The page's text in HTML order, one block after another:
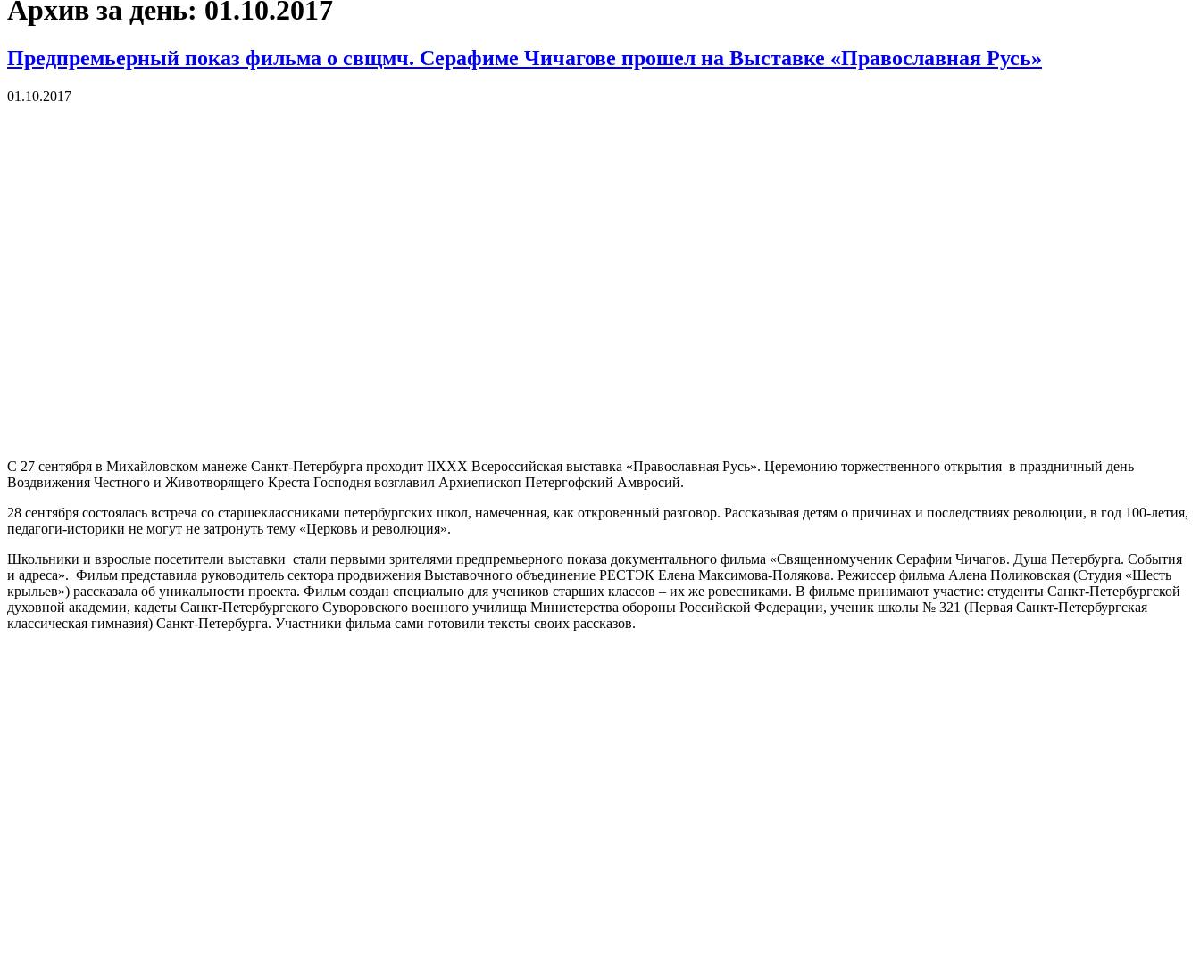
Архив за день: 01.10.2017
Предпремьерный показ фильма о свщмч. Серафиме Чичагове прошел на Выставке «Православная Русь»
01.10.2017
С 27 сентября в Михайловском манеже Санкт-Петербурга проходит IIXXX Всероссийская выставка «Православная Русь». Церемонию торжественного открытия в праздничный день
Воздвижения Честного и Животворящего Креста Господня возглавил Архиепископ Петергофский Амвросий.
28 сентября состоялась встреча со старшеклассниками петербургских школ, намеченная, как откровенный разговор. Рассказывая детям о причинах и последствиях революции, в год 100-летия,
педагоги-историки не могут не затронуть тему «Церковь и революция».
Школьники и взрослые посетители выставки стали первыми зрителями предпремьерного показа документального фильма «Священномученик Серафим Чичагов. Душа Петербурга. События
и адреса». Фильм представила руководитель сектора продвижения Выставочного объединение РЕСТЭК Елена Максимова-Полякова. Режиссер фильма Алена Поликовская (Студия «Шесть
крыльев») рассказала об уникальности проекта. Фильм создан специально для учеников старших классов – их же ровесниками. В фильме принимают участие: студенты Санкт-Петербургской
духовной академии, кадеты Санкт-Петербургского Суворовского военного училища Министерства обороны Российской Федерации, ученик школы № 321 (Первая Санкт-Петербургская
классическая гимназия) Cанкт-Петербурга. Участники фильма сами готовили тексты своих рассказов.